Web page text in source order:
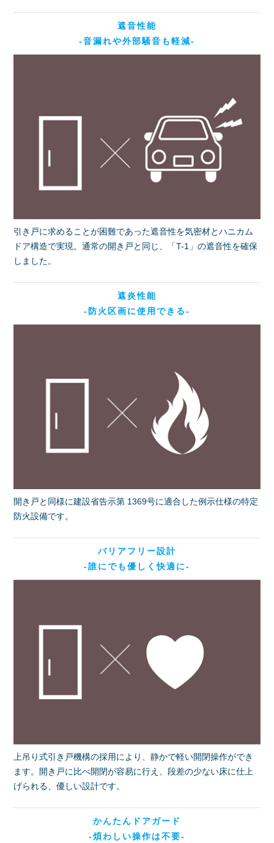
遮音性能
-音漏れや外部騒音も軽減-
引き戸に求めることが困難であった遮音性を気密材とハニカム
ドア構造で実現。通常の開き戸と同じ、「T-1」の遮音性を確保
しました。
遮炎性能
-防火区画に使用できる-
開き戸と同様に建設省告示第 1369号に適合した例示仕様の特定
防火設備です。
バリアフリー設計
-誰にでも優しく快適に-
上吊り式引き戸機構の採用により、静かで軽い開閉操作ができ
ます。開き戸に比べ開閉が容易に行え、段差の少ない床に仕上
げられる、優しい設計です。
かんたんドアガード
-煩わしい操作は不要-